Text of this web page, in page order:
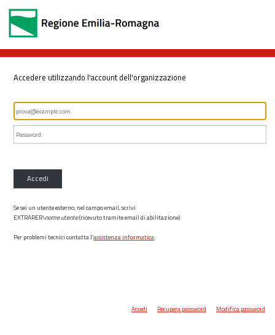
Accedere utilizzando l'account dell'organizzazione
Accedi
Se sei un utente esterno, nel campo email, scrivi
EXTRARER\nome utente(ricevuto tramite email di abilitazione)
Per problemi tecnici contatta l’assistenza informatica.
Accedi Recupera password Modifica password